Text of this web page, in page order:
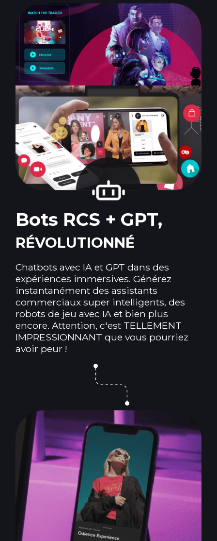
Bots RCS + GPT,
RÉVOLUTIONNÉ
Chatbots avec IA et GPT dans des
expériences immersives. Générez
instantanément des assistants
commerciaux super intelligents, des
robots de jeu avec IA et bien plus
encore. Attention, c'est TELLEMENT
IMPRESSIONNANT que vous pourriez
avoir peur !